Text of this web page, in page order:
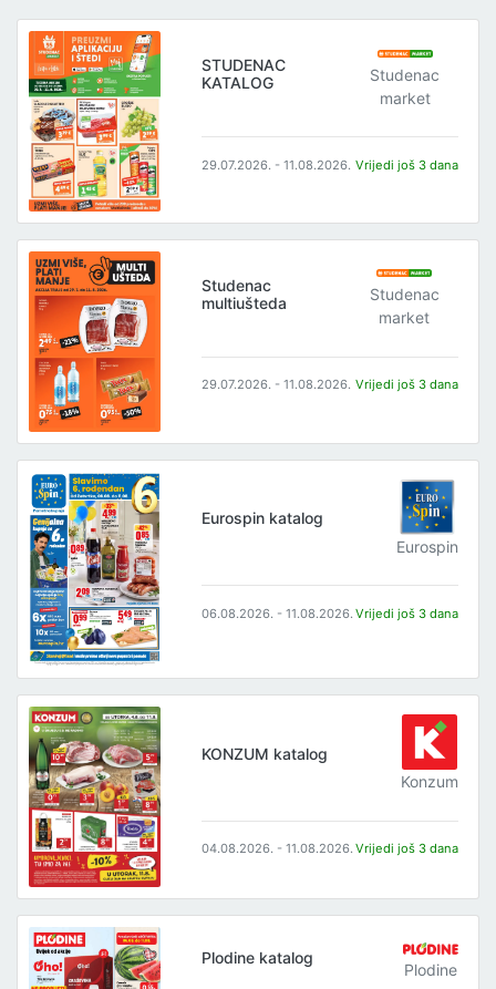
STUDENAC
KATALOG
Studenac
market
29.07.2026. - 11.08.2026. Vrijedi još 3 dana
Studenac
multiušteda
Studenac
market
29.07.2026. - 11.08.2026. Vrijedi još 3 dana
Eurospin katalog
Eurospin
06.08.2026. - 11.08.2026. Vrijedi još 3 dana
KONZUM katalog
Konzum
04.08.2026. - 11.08.2026. Vrijedi još 3 dana
Plodine katalog
Plodine